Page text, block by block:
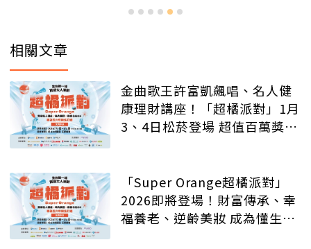
相關文章
金曲歌王許富凱飆唱、名人健
康理財講座！「超橘派對」1月
3、4日松菸登場 超值百萬獎品
「Super Orange超橘派對」
2026即將登場！財富傳承、幸
福養老、逆齡美妝 成為懂生活